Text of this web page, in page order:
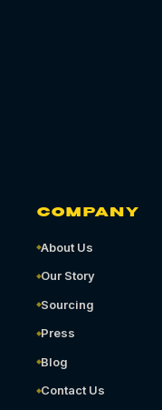
COMPANY
About Us
Our Story
Sourcing
Press
Blog
Contact Us